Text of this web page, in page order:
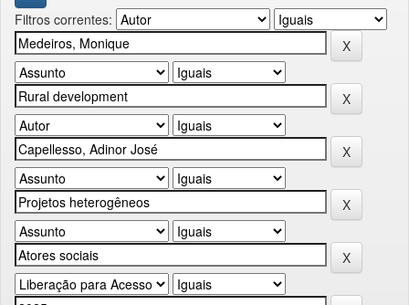
Filtros correntes: